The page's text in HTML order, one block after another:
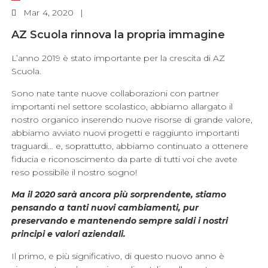
Mar 4, 2020
AZ Scuola rinnova la propria immagine
L’anno 2019 è stato importante per la crescita di AZ
Scuola.
Sono nate tante nuove collaborazioni con partner
importanti nel settore scolastico, abbiamo allargato il
nostro organico inserendo nuove risorse di grande valore,
abbiamo avviato nuovi progetti e raggiunto importanti
traguardi… e, soprattutto, abbiamo continuato a ottenere
fiducia e riconoscimento da parte di tutti voi che avete
reso possibile il nostro sogno!
Ma il 2020 sarà ancora più sorprendente, stiamo
pensando a tanti nuovi cambiamenti, pur
preservando e mantenendo sempre saldi i nostri
principi e valori aziendali.
Il primo, e più significativo, di questo nuovo anno è